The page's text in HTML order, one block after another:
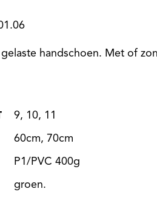
handschoen. Met of
9, 10, 11
60cm, 70cm
P1/PVC 400g
groen.